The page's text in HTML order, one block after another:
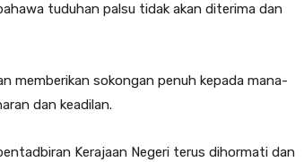
tuduhan palsu tidak akan diterima dan
memberikan sokongan penuh kepada mana-
dan keadilan.
Kerajaan Negeri terus dihormati dan